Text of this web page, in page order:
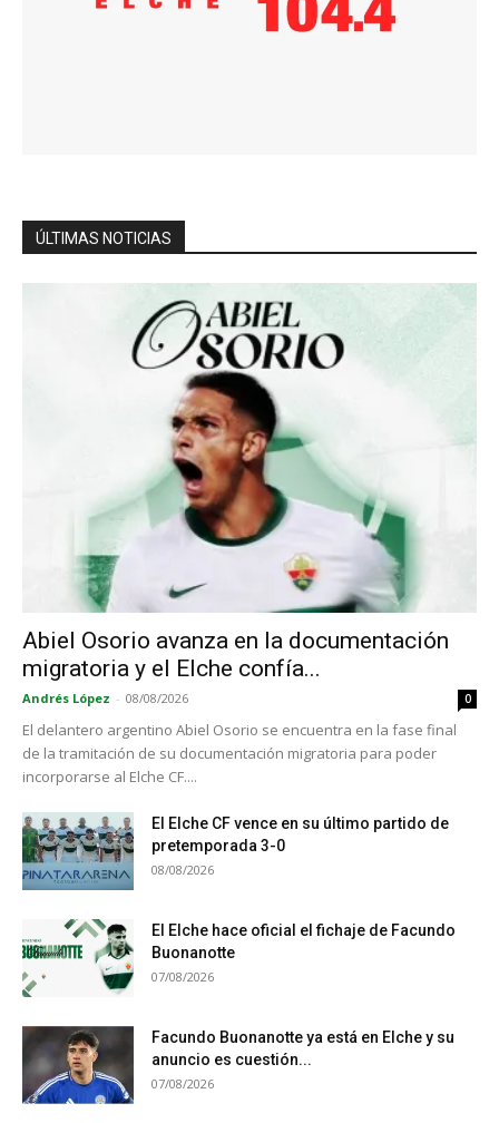
ÚLTIMAS NOTICIAS
Abiel Osorio avanza en la documentación
migratoria y el Elche confía...
Andrés López - 08/08/2026 0
El delantero argentino Abiel Osorio se encuentra en la fase final
de la tramitación de su documentación migratoria para poder
incorporarse al Elche CF....
El Elche CF vence en su último partido de
pretemporada 3-0
08/08/2026
El Elche hace oficial el fichaje de Facundo
Buonanotte
07/08/2026
Facundo Buonanotte ya está en Elche y su
anuncio es cuestión...
07/08/2026